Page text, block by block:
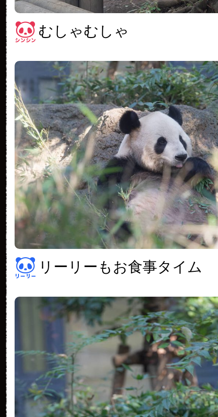
むしゃむしゃ
リーリーもお食事タイム